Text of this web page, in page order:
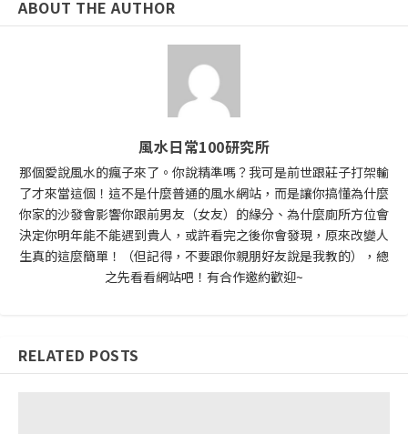
ABOUT THE AUTHOR
風水日常100研究所
那個愛說風水的瘋子來了。你說精準嗎？我可是前世跟莊子打架輸
了才來當這個！這不是什麼普通的風水網站，而是讓你搞懂為什麼
你家的沙發會影響你跟前男友（女友）的緣分、為什麼廁所方位會
決定你明年能不能遇到貴人，或許看完之後你會發現，原來改變人
生真的這麼簡單！（但記得，不要跟你親朋好友說是我教的），總
之先看看網站吧！有合作邀約歡迎~
RELATED POSTS